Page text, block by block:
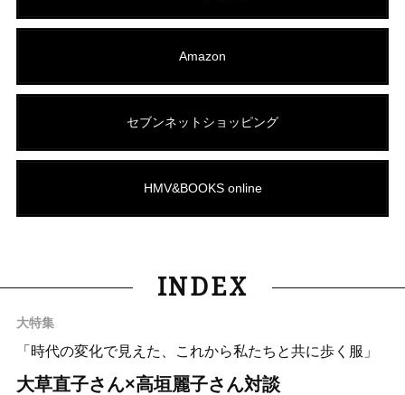
Amazon
セブンネットショッピング
HMV&BOOKS online
INDEX
大特集
「時代の変化で見えた、これから私たちと共に歩く服」
大草直子さん×高垣麗子さん対談